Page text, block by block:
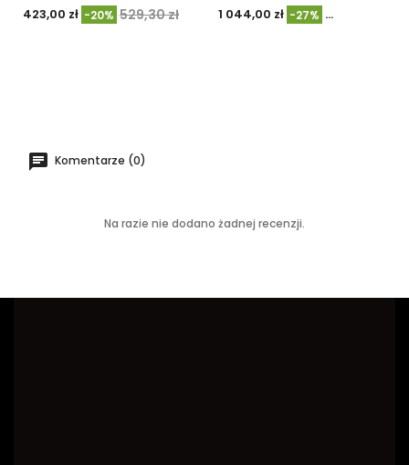
423,00 zł -20% 529,30 zł 1 044,00 zł -27% 1 430,49 zł
Komentarze (0)
Na razie nie dodano żadnej recenzji.